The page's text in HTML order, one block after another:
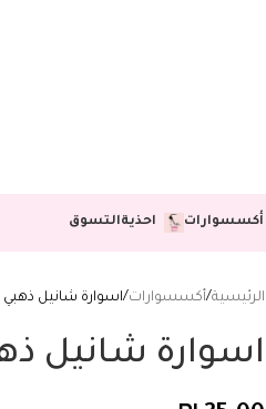
أكسسوارات احذيةالتسوق
الرئيسية أكسسوارات اسوارة شانيل ذهبي
اسوارة شانيل